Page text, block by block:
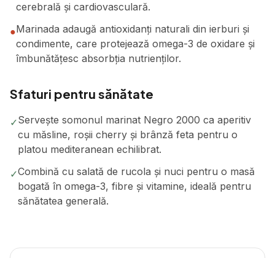
cerebrală și cardiovasculară.
●Marinada adaugă antioxidanți naturali din ierburi și
condimente, care protejează omega-3 de oxidare și
îmbunătățesc absorbția nutrienților.
Sfaturi pentru sănătate
✓Servește somonul marinat Negro 2000 ca aperitiv
cu măsline, roșii cherry și brânză feta pentru o
platou mediteranean echilibrat.
✓Combină cu salată de rucola și nuci pentru o masă
bogată în omega-3, fibre și vitamine, ideală pentru
sănătatea generală.